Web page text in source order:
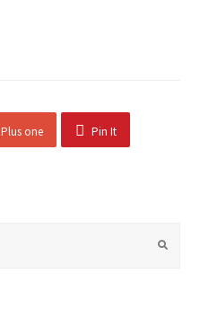
Plus one Pin It
Submit